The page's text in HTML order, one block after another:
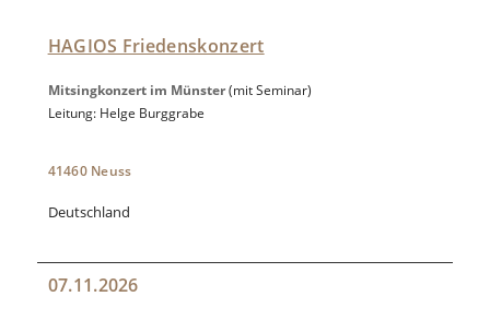
HAGIOS Friedenskonzert
Mitsingkonzert im Münster(mit Seminar)
Leitung: Helge Burggrabe
41460 Neuss
Deutschland
07.11.2026